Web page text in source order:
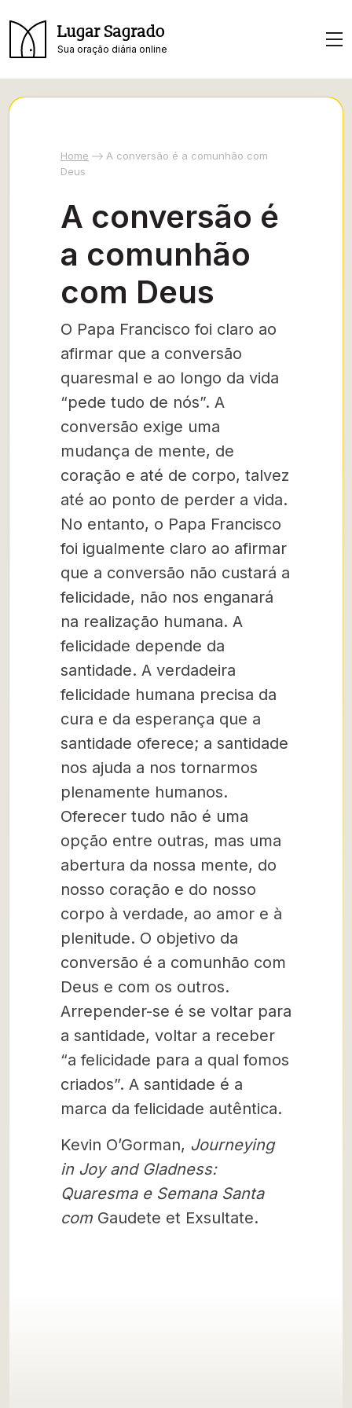
Lugar Sagrado
Sua oração diária online
Home
A conversão é a comunhão com
Deus
A conversão é
a comunhão
com Deus
O Papa Francisco foi claro ao
afirmar que a conversão
quaresmal e ao longo da vida
“pede tudo de nós”. A
conversão exige uma
mudança de mente, de
coração e até de corpo, talvez
até ao ponto de perder a vida.
No entanto, o Papa Francisco
foi igualmente claro ao afirmar
que a conversão não custará a
felicidade, não nos enganará
na realização humana. A
felicidade depende da
santidade. A verdadeira
felicidade humana precisa da
cura e da esperança que a
santidade oferece; a santidade
nos ajuda a nos tornarmos
plenamente humanos.
Oferecer tudo não é uma
opção entre outras, mas uma
abertura da nossa mente, do
nosso coração e do nosso
corpo à verdade, ao amor e à
plenitude. O objetivo da
conversão é a comunhão com
Deus e com os outros.
Arrepender-se é se voltar para
a santidade, voltar a receber
“a felicidade para a qual fomos
criados”. A santidade é a
marca da felicidade autêntica.
Kevin O’Gorman, Journeying
in Joy and Gladness:
Quaresma e Semana Santa
com Gaudete et Exsultate.